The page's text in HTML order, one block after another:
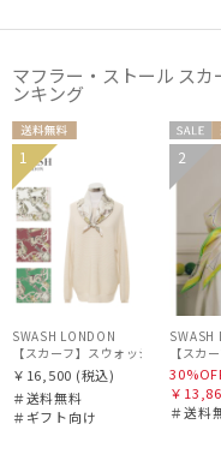
マフラー・ストール ス
ンキング
送料無
料
ギフト
向け
WOME
N
1
SWASH LONDON
【スカーフ】スウォッシュロンド
￥16,500 (税込)
＃送料無料
＃ギフト向け
セー
WOME
N
2
SWASH
￥
＃送料